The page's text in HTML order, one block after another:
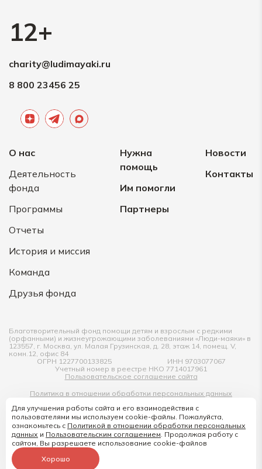
300 ₽
12+
charity@ludimayaki.ru
8 800 23456 25
О нас
Деятельность
фонда
Программы
Отчеты
История и миссия
Команда
Друзья фонда
Нужна
помощь
Им помогли
Партнеры
Новости
Контакты
Благотворительный фонд помощи детям и взрослым с редкими
(орфанными) и жизнеугрожающими заболеваниями «Люди-маяки» в
123557, г. Москва, ул. Малая Грузинская, д. 28, этаж 14, помещ. V,
комн.12, офис 84
ОГРН 1227700133825
ИНН 9703077067
Учетный номер в реестре НКО 7714017961
Пользовательское соглашение сайта
Политика в отношении обработки персональных данных
Согласие на обработку персональных данных
Copyright © Люди-маяки, 2022 -2026г.
Разработано в web-студии Artway.
Для улучшения работы сайта и его взаимодействия с
пользователями мы используем cookie-файлы. Пожалуйста,
ознакомьтесь с Политикой в отношении обработки персональных
данных и Пользовательским соглашением. Продолжая работу с
сайтом, Вы разрешаете использование cookie-файлов
Хорошо